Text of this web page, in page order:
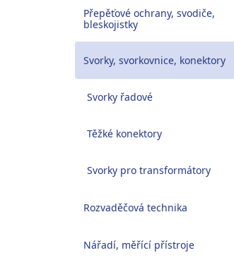
Přepěťové ochrany, svodiče,
bleskojistky
Svorky, svorkovnice, konektory
Svorky řadové
Těžké konektory
Svorky pro transformátory
Rozvaděčová technika
Nářadí, měřící přístroje